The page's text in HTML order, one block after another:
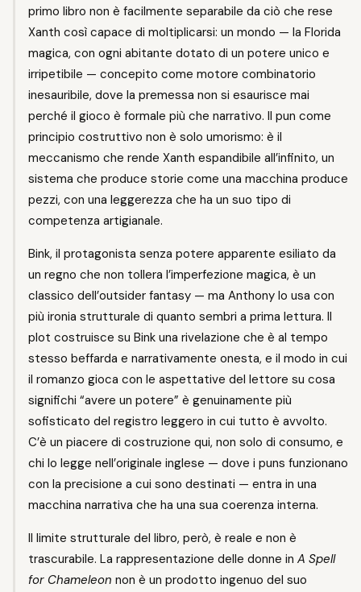
primo libro non è facilmente separabile da ciò che rese
Xanth così capace di moltiplicarsi: un mondo — la Florida
magica, con ogni abitante dotato di un potere unico e
irripetibile — concepito come motore combinatorio
inesauribile, dove la premessa non si esaurisce mai
perché il gioco è formale più che narrativo. Il pun come
principio costruttivo non è solo umorismo: è il
meccanismo che rende Xanth espandibile all’infinito, un
sistema che produce storie come una macchina produce
pezzi, con una leggerezza che ha un suo tipo di
competenza artigianale.
Bink, il protagonista senza potere apparente esiliato da
un regno che non tollera l’imperfezione magica, è un
classico dell’outsider fantasy — ma Anthony lo usa con
più ironia strutturale di quanto sembri a prima lettura. Il
plot costruisce su Bink una rivelazione che è al tempo
stesso beffarda e narrativamente onesta, e il modo in cui
il romanzo gioca con le aspettative del lettore su cosa
significhi “avere un potere” è genuinamente più
sofisticato del registro leggero in cui tutto è avvolto.
C’è un piacere di costruzione qui, non solo di consumo, e
chi lo legge nell’originale inglese — dove i puns funzionano
con la precisione a cui sono destinati — entra in una
macchina narrativa che ha una sua coerenza interna.
Il limite strutturale del libro, però, è reale e non è
trascurabile. La rappresentazione delle donne in A Spell
for Chameleon non è un prodotto ingenuo del suo